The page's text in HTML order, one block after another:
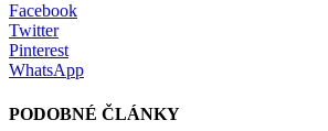
Facebook
Twitter
Pinterest
WhatsApp
PODOBNÉ ČLÁNKY